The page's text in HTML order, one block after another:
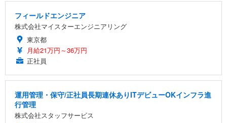
フィールドエンジニア
株式会社マイスターエンジニアリング
東京都
月給21万円～36万円
正社員
運用管理・保守/正社員長期連休ありITデビューOKインフラ進
行管理
株式会社スタッフサービス